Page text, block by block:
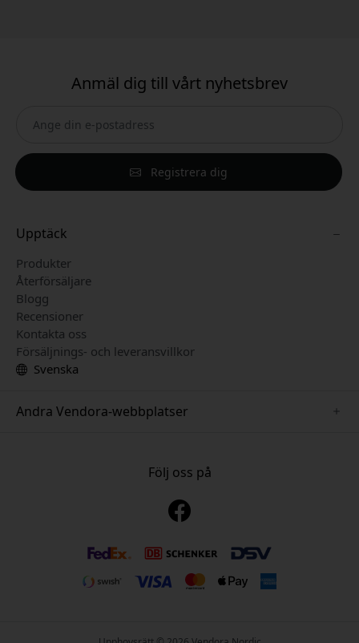
Anmäl dig till vårt nyhetsbrev
Registrera dig
Upptäck
Produkter
Återförsäljare
Blogg
Recensioner
Kontakta oss
Försäljnings- och leveransvillkor
Svenska
Andra Vendora-webbplatser
www.pipetto.se
Följ oss på